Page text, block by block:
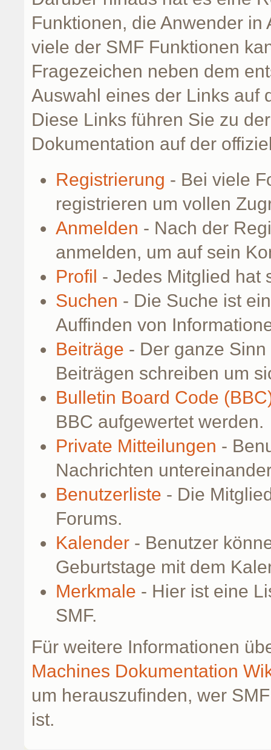
Funktionen, die Anwender
viele der SMF Funktionen
Fragezeichen neben dem
Auswahl eines der Links auf
Diese Links führen Sie zu
Dokumentation auf der
Registrierung - Bei viele
registrieren um vollen
Anmelden - Nach der
anmelden, um auf sein
Profil - Jedes Mitglied hat
Suchen - Die Suche ist
Auffinden von
Beiträge - Der ganze
Beiträgen schreiben um
Bulletin Board Code
BBC aufgewertet werden.
Private Mitteilungen -
Nachrichten
Benutzerliste - Die
Forums.
Kalender - Benutzer
Geburtstage mit dem
Merkmale - Hier ist eine
SMF.
Für weitere Informationen
Machines Dokumentation
um herauszufinden, wer
ist.